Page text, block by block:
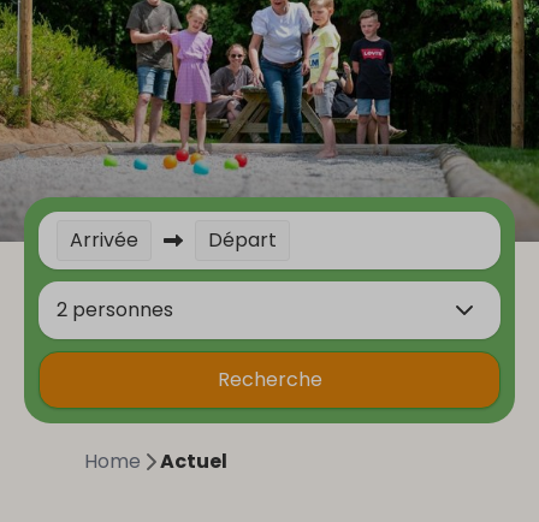
Arrivée Départ
2 personnes
Recherche
Home Actuel